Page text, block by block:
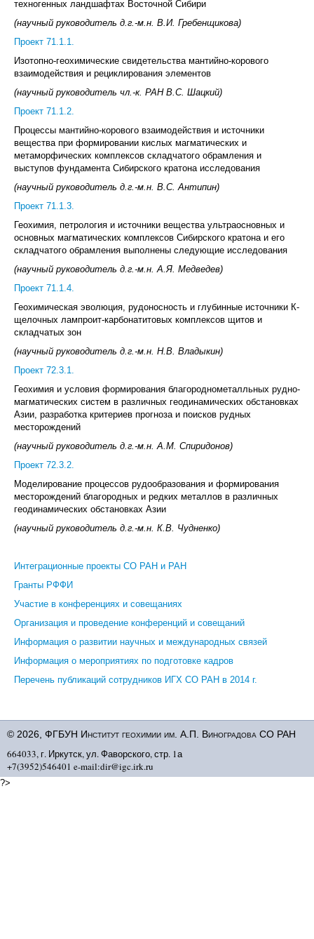
техногенных ландшафтах Восточной Сибири
(научный руководитель д.г.-м.н. В.И. Гребенщикова)
Проект 71.1.1.
Изотопно-геохимические свидетельства мантийно-корового
взаимодействия и рециклирования элементов
(научный руководитель чл.-к. РАН В.С. Шацкий)
Проект 71.1.2.
Процессы мантийно-корового взаимодействия и источники
вещества при формировании кислых магматических и
метаморфических комплексов складчатого обрамления и
выступов фундамента Сибирского кратона исследования
(научный руководитель д.г.-м.н. В.С. Антипин)
Проект 71.1.3.
Геохимия, петрология и источники вещества ультраосновных и
основных магматических комплексов Сибирского кратона и его
складчатого обрамления выполнены следующие исследования
(научный руководитель д.г.-м.н. А.Я. Медведев)
Проект 71.1.4.
Геохимическая эволюция, рудоносность и глубинные источники К-
щелочных лампроит-карбонатитовых комплексов щитов и
складчатых зон
(научный руководитель д.г.-м.н. Н.В. Владыкин)
Проект 72.3.1.
Геохимия и условия формирования благороднометалльных рудно-
магматических систем в различных геодинамических обстановках
Азии, разработка критериев прогноза и поисков рудных
месторождений
(научный руководитель д.г.-м.н. А.М. Спиридонов)
Проект 72.3.2.
Моделирование процессов рудообразования и формирования
месторождений благородных и редких металлов в различных
геодинамических обстановках Азии
(научный руководитель д.г.-м.н. К.В. Чудненко)
Интеграционные проекты СО РАН и РАН
Гранты РФФИ
Участие в конференциях и совещаниях
Организация и проведение конференций и совещаний
Информация о развитии научных и международных связей
Информация о мероприятиях по подготовке кадров
Перечень публикаций сотрудников ИГХ СО РАН в 2014 г.
© 2026, ФГБУН Институт геохимии им. А.П. Виноградова СО РАН
664033, г. Иркутск, ул. Фаворского, стр. 1а
+7(3952)546401 e-mail:dir@igc.irk.ru
?>